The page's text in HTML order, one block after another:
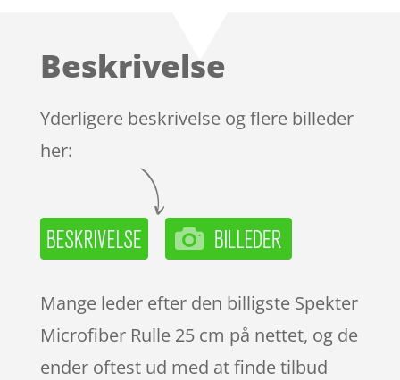
Beskrivelse
Yderligere beskrivelse og flere billeder
her:
Mange leder efter den billigste Spekter
Microfiber Rulle 25 cm på nettet, og de
ender oftest ud med at finde tilbud